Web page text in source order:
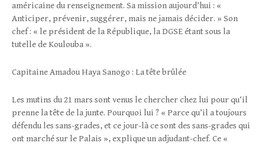
américaine du renseignement. Sa mission aujourd’hui : «
Anticiper, prévenir, suggérer, mais ne jamais décider. » Son
chef : « le président de la République, la DGSE étant sous la
tutelle de Koulouba ».
Capitaine Amadou Haya Sanogo : La tête brûlée
Les mutins du 21 mars sont venus le chercher chez lui pour qu’il
prenne la tête de la junte. Pourquoi lui ? « Parce qu’il a toujours
défendu les sans-grades, et ce jour-là ce sont des sans-grades qui
ont marché sur le Palais », explique un adjudant-chef. Ce «